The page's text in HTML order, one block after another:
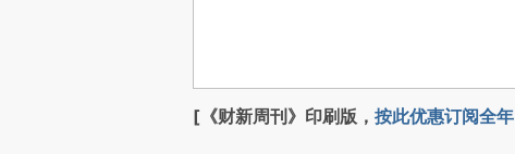
[《财新周刊》印刷版， 按此优惠订阅全年